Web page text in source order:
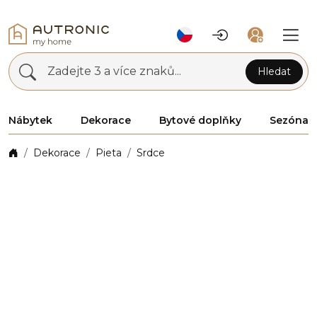
Zadejte 3 a více znaků... Hledat
Nábytek Dekorace Bytové doplňky Sezóna
Dekorace Pieta Srdce